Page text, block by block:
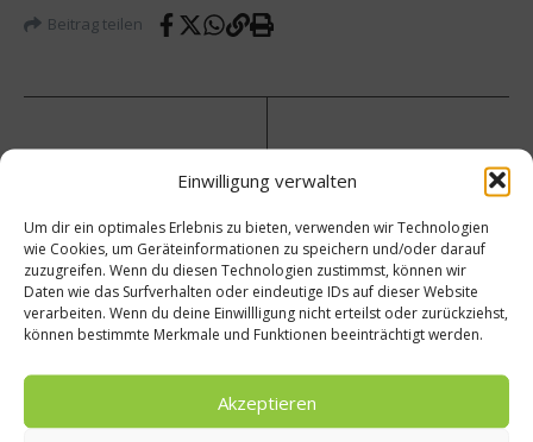
Einwilligung verwalten
Um dir ein optimales Erlebnis zu bieten, verwenden wir Technologien
wie Cookies, um Geräteinformationen zu speichern und/oder darauf
zuzugreifen. Wenn du diesen Technologien zustimmst, können wir
Daten wie das Surfverhalten oder eindeutige IDs auf dieser Website
verarbeiten. Wenn du deine Einwillligung nicht erteilst oder zurückziehst,
können bestimmte Merkmale und Funktionen beeinträchtigt werden.
Akzeptieren
Beitrag teilen
vorheriger Beitrag
Erdbee
jetzt
aus
der
Region
kaufen
Nächster Beitrag
Kuche
stürze
n – So
bleibt
der
Kuche